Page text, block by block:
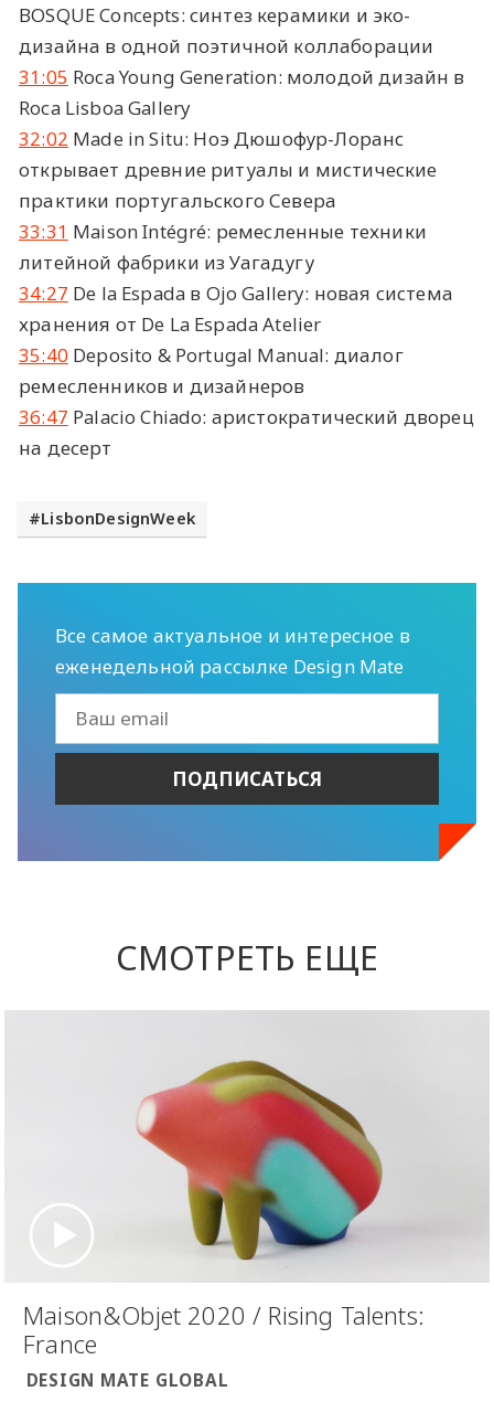
BOSQUE Concepts: синтез керамики и эко-
дизайна в одной поэтичной коллаборации
31:05 Roca Young Generation: молодой дизайн в
Roca Lisboa Gallery
32:02 Made in Situ: Ноэ Дюшофур-Лоранс
открывает древние ритуалы и мистические
практики португальского Севера
33:31 Maison Intégré: ремесленные техники
литейной фабрики из Уагадугу
34:27 De la Espada в Ojo Gallery: новая система
хранения от De La Espada Atelier
35:40 Deposito & Portugal Manual: диалог
ремесленников и дизайнеров
36:47 Palacio Chiado: аристократический дворец
на десерт
LisbonDesignWeek
Все самое актуальное и интересное в
еженедельной рассылке Design Mate
СМОТРЕТЬ ЕЩЕ
Maison&Objet 2020 / Rising Talents:
France
DESIGN MATE GLOBAL